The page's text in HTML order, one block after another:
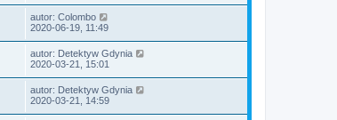
autor: Colombo
2020-06-19, 11:49
autor: Detektyw Gdynia
2020-03-21, 15:01
autor: Detektyw Gdynia
2020-03-21, 14:59